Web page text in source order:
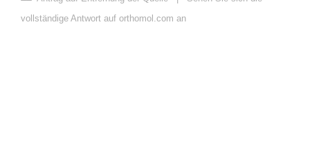
vollständige Antwort auf orthomol.com an